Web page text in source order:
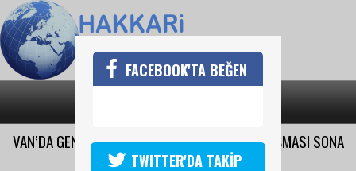
VAN’DA GENÇLİK MERKEZLERİ ARASI BİLGİ YARIŞMASI SONA
ERDİ
FACEBOOK'TA BEĞEN
TWITTER'DA TAKİP